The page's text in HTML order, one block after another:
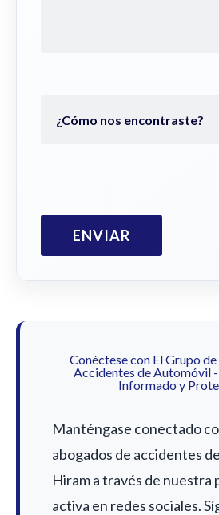
Conéctese con El Grupo
Accidentes de Automóvil
Informado y
Manténgase conectado
abogados de accidentes
Hiram a través de nuestra
activa en redes sociales.